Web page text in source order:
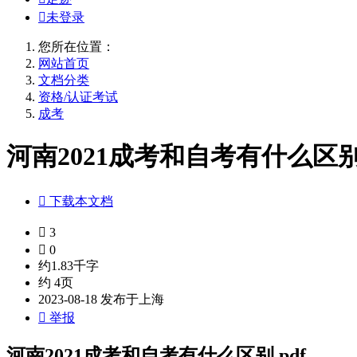
未登录
您所在位置：
网站首页
文档分类
资格/认证考试
成考
河南2021成考和自考有什么区
 下载本文档
 3
 0
约1.83千字
约 4页
2023-08-18 发布于上海
 举报